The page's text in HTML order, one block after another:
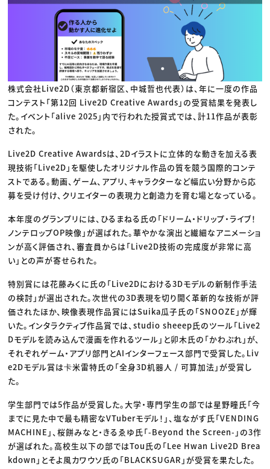
プロフェッショナル×つながる×メディア
株式会社Live2D（東京都新宿区、中城哲也代表）は、年に一度の作品
コンテスト「第12回 Live2D Creative Awards」の受賞結果を発表し
た。イベント「alive 2025」内で行われた授賞式では、計11作品が表彰
された。
Live2D Creative Awardsは、2Dイラストに立体的な動きを加える表
現技術「Live2D」を駆使したオリジナル作品の質を競う国際的コンテ
ストである。動画、ゲーム、アプリ、キャラクターなど幅広い分野から応
募を受け付け、クリエイターの表現力と創造力を育む場となっている。
本年度のグランプリには、ひるまねる氏の「ドリーム・ドリップ・ライブ！
ノンテロップOP映像」が選ばれた。華やかな演出と繊細なアニメーショ
ンが高く評価され、審査員からは「Live2D技術の完成度が非常に高
い」との声が寄せられた。
特別賞には花藤みくに氏の「Live2Dにおける3Dモデルの新制作手法
の検討」が選出された。次世代の3D表現を切り開く革新的な技術が評
価されたほか、映像表現作品賞にはSuika瓜子氏の「SNOOZE」が輝
いた。インタラクティブ作品賞では、studio sheeep氏のツール「Live2
Dモデルを読み込んで漫画を作れるツール」と卯木氏の「かわぷれ」が、
それぞれゲーム・アプリ部門とAIインターフェース部門で受賞した。Liv
e2Dモデル賞は卡米雷特氏の「全身3D机器人 / 可算加法」が受賞し
た。
学生部門では5作品が受賞した。大学・専門学生の部では星野瞳氏「今
までに見た中で最も精密なVTuberモデル！」、塩ながす氏「VENDING
MACHINE」、桜餅みなと・きるゑゆ氏「-Beyond the Screen-」の3作
が選ばれた。高校生以下の部ではTou氏の「Lee Hwan Live2D Brea
kdown」とそよ風カワウソ氏の「BLACKSUGAR」が受賞を果たした。